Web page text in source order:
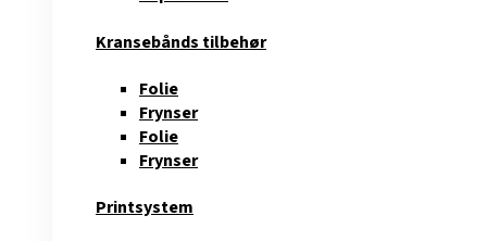
Kransebånds tilbehør
Folie
Frynser
Folie
Frynser
Printsystem